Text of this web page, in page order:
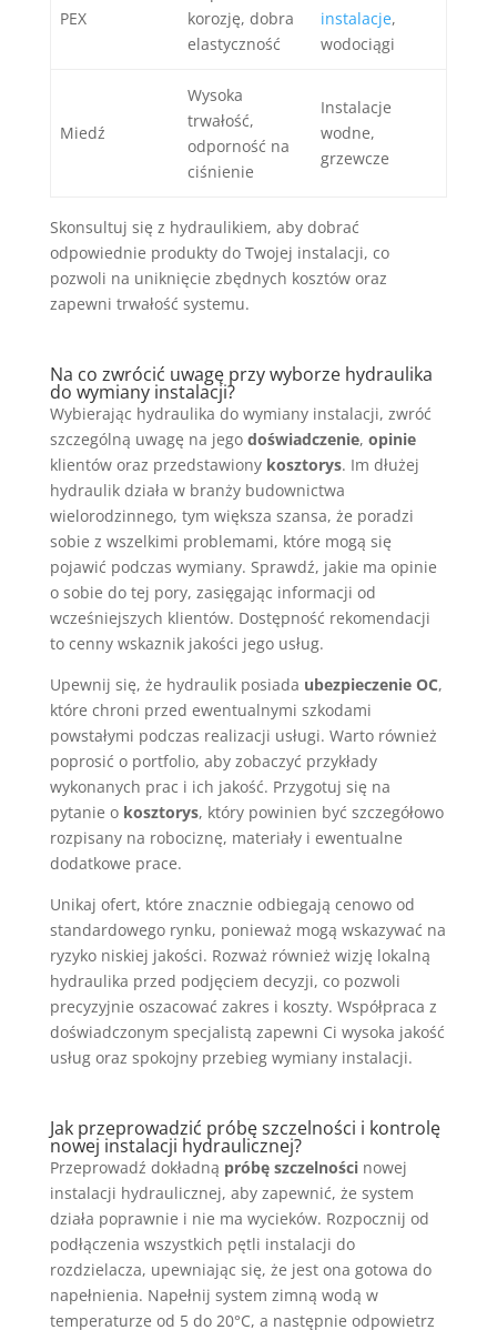
PEX
korozję, dobra
elastyczność
instalacje,
wodociągi
Miedź
Wysoka
trwałość,
odporność na
ciśnienie
Instalacje
wodne,
grzewcze
Skonsultuj się z hydraulikiem, aby dobrać
odpowiednie produkty do Twojej instalacji, co
pozwoli na uniknięcie zbędnych kosztów oraz
zapewni trwałość systemu.
Na co zwrócić uwagę przy wyborze hydraulika
do wymiany instalacji?
Wybierając hydraulika do wymiany instalacji, zwróć
szczególną uwagę na jego doświadczenie, opinie
klientów oraz przedstawiony kosztorys. Im dłużej
hydraulik działa w branży budownictwa
wielorodzinnego, tym większa szansa, że poradzi
sobie z wszelkimi problemami, które mogą się
pojawić podczas wymiany. Sprawdź, jakie ma opinie
o sobie do tej pory, zasięgając informacji od
wcześniejszych klientów. Dostępność rekomendacji
to cenny wskaznik jakości jego usług.
Upewnij się, że hydraulik posiada ubezpieczenie OC,
które chroni przed ewentualnymi szkodami
powstałymi podczas realizacji usługi. Warto również
poprosić o portfolio, aby zobaczyć przykłady
wykonanych prac i ich jakość. Przygotuj się na
pytanie o kosztorys, który powinien być szczegółowo
rozpisany na robociznę, materiały i ewentualne
dodatkowe prace.
Unikaj ofert, które znacznie odbiegają cenowo od
standardowego rynku, ponieważ mogą wskazywać na
ryzyko niskiej jakości. Rozważ również wizję lokalną
hydraulika przed podjęciem decyzji, co pozwoli
precyzyjnie oszacować zakres i koszty. Współpraca z
doświadczonym specjalistą zapewni Ci wysoka jakość
usług oraz spokojny przebieg wymiany instalacji.
Jak przeprowadzić próbę szczelności i kontrolę
nowej instalacji hydraulicznej?
Przeprowadź dokładną próbę szczelnościnowej
instalacji hydraulicznej, aby zapewnić, że system
działa poprawnie i nie ma wycieków. Rozpocznij od
podłączenia wszystkich pętli instalacji do
rozdzielacza, upewniając się, że jest ona gotowa do
napełnienia. Napełnij system zimną wodą w
temperaturze od 5 do 20°C, a następnie odpowietrz